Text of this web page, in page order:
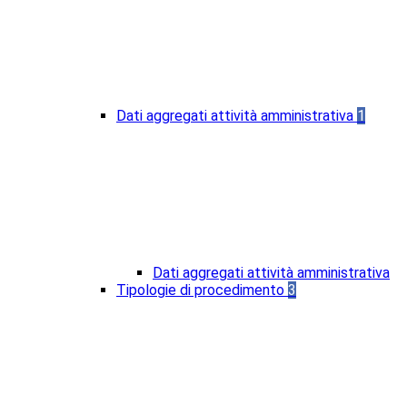
Dati aggregati attività amministrativa 1
Dati aggregati attività amministrativa
Tipologie di procedimento 3